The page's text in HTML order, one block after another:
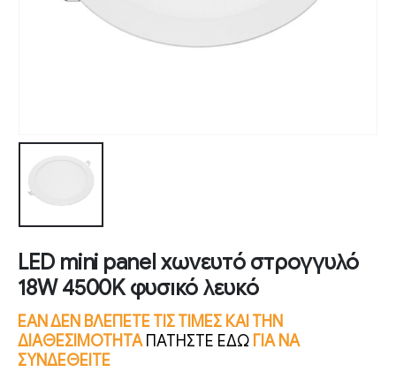
LED mini panel χωνευτό στρογγυλό
18W 4500K φυσικό λευκό
ΕΑΝ ΔΕΝ ΒΛΕΠΕΤΕ ΤΙΣ ΤΙΜΕΣ ΚΑΙ ΤΗΝ
ΔΙΑΘΕΣΙΜΟΤΗΤΑ ΠΑΤΗΣΤΕ ΕΔΩ ΓΙΑ ΝΑ
ΣΥΝΔΕΘΕΙΤΕ